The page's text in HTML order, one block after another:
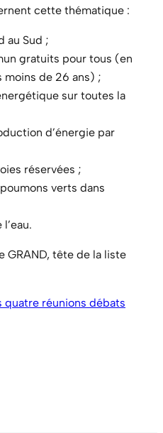
cette thématique :
au Sud ;
gratuits pour tous (en
moins de 26 ans) ;
sur toutes la
d’énergie par
réservées ;
verts dans
GRAND, tête de la liste
quatre réunions débats